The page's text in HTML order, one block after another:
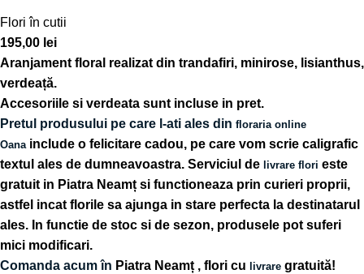
Flori în cutii
195,00 lei
Aranjament floral realizat din trandafiri, minirose, lisianthus,
verdeață.
Accesoriile si verdeata sunt incluse in pret.
Pretul produsului pe care l-ati ales din floraria online
Oana include o felicitare cadou, pe care vom scrie caligrafic
textul ales de dumneavoastra. Serviciul de livrare flori este
gratuit in Piatra Neamț si functioneaza prin curieri proprii,
astfel incat florile sa ajunga in stare perfecta la destinatarul
ales. In functie de stoc si de sezon, produsele pot suferi
mici modificari.
Comanda acum în Piatra Neamț , flori cu livrare gratuită!